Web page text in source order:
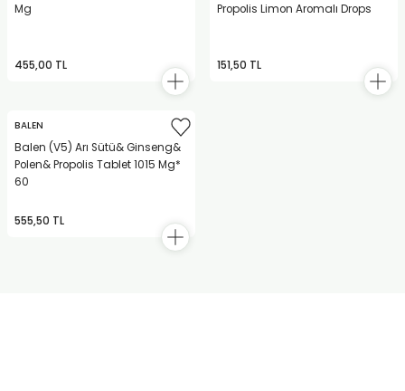
Mg
455,00 TL
Propolis Limon Aromalı Drops
151,50 TL
BALEN
Balen (V5) Arı Sütü& Ginseng&
Polen& Propolis Tablet 1015 Mg*
60
555,50 TL